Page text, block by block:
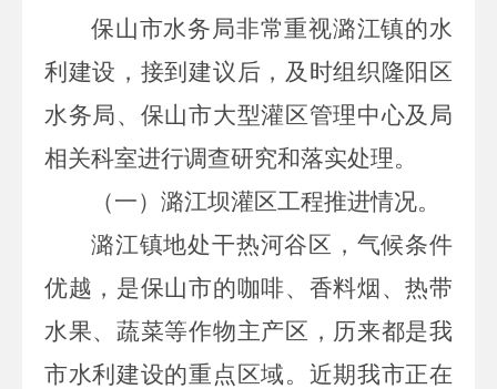
保山市水务局非常重视潞江镇的水
利建设，接到建议后，及时组织隆阳区
水务局、保山市大型灌区管理中心及局
相关科室进行调查研究和落实处理。
（一）潞江坝灌区工程推进情况。
潞江镇地处干热河谷区，气候条件
优越，是保山市的咖啡、香料烟、热带
水果、蔬菜等作物主产区，历来都是我
市水利建设的重点区域。近期我市正在